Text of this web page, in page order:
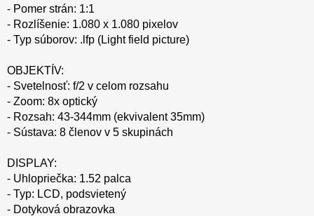
- Pomer strán: 1:1
- Rozlíšenie: 1.080 x 1.080 pixelov
- Typ súborov: .lfp (Light field picture)
OBJEKTÍV:
- Svetelnosť: f/2 v celom rozsahu
- Zoom: 8x optický
- Rozsah: 43-344mm (ekvivalent 35mm)
- Sústava: 8 členov v 5 skupinách
DISPLAY:
- Uhlopriečka: 1.52 palca
- Typ: LCD, podsvietený
- Dotyková obrazovka